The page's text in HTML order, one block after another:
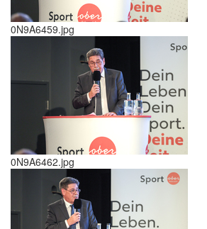
0N9A6459.jpg
0N9A6462.jpg